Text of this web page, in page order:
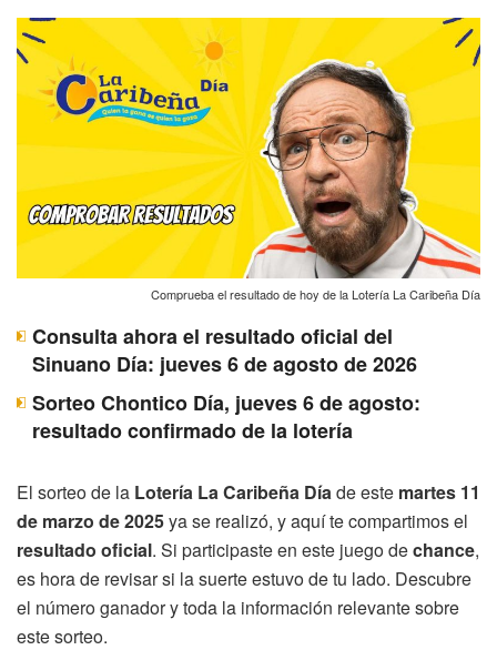
Comprueba el resultado de hoy de la Lotería La Caribeña Día
Consulta ahora el resultado oficial del
Sinuano Día: jueves 6 de agosto de 2026
Sorteo Chontico Día, jueves 6 de agosto:
resultado confirmado de la lotería
El sorteo de la Lotería La Caribeña Díade este martes 11
de marzo de 2025ya se realizó, y aquí te compartimos el
resultado oficial. Si participaste en este juego dechance,
es hora de revisar si la suerte estuvo de tu lado. Descubre
el número ganador y toda la información relevante sobre
este sorteo.